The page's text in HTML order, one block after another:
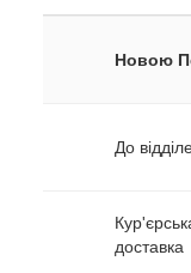
Новою
До
доставка